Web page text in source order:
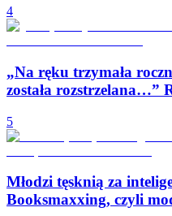
4
„Na ręku trzymała
została rozstrzelana…”
5
Młodzi tęsknią za
Booksmaxxing, czyli